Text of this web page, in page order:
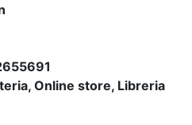
Online store, Libreria